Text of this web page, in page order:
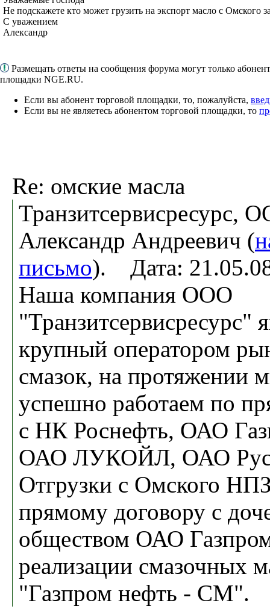
Не подскажете кто может грузить на экспорт масло с Омского
С уважением
Александр
Размещать ответы на сообщения форума могут только
площадки NGE.RU.
Если вы абонент торговой площадки, то, пожалуйста,
Если вы не являетесь абонентом торговой площадки, то
Re: омские масла
Транзитсервисресурс,
Александр Андреевич (
письмо). Дата:
Наша компания ООО
"Транзитсервисресурс"
крупный оператором
смазок, на протяжении
успешно работаем по
с НК Роснефть, ОАО
ОАО ЛУКОЙЛ, ОАО
Отгрузки с Омского
прямому договору с
обществом ОАО
реализации смазочных
"Газпром нефть - СМ".